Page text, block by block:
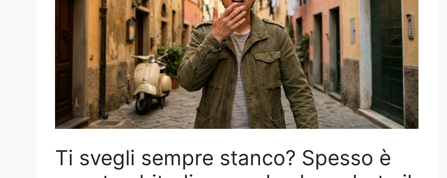
Ti svegli sempre stanco? Spesso è